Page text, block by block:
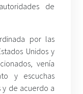
de
por las
Unidos y
venía
y escuchas
y de acuerdo a